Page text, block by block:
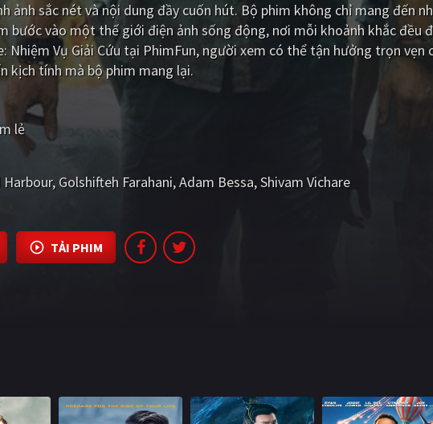
ảnh sắc nét và nội dung đầy cuốn hút. Bộ phim không chỉ mang đến
bước vào một thế giới điện ảnh sống động, nơi mỗi khoảnh khắc đều
Nhiệm Vụ Giải Cứu tại PhimFun, người xem có thể tận hưởng trọn vẹn
kịch tính mà bộ phim mang lại.
lẻ
Harbour Golshifteh Farahani Adam Bessa Shivam Vichare
TẢI PHIM